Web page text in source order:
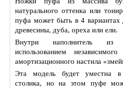
натурального оттенка или
пуфа может быть в 4 вариантах
древесины, дуба, ореха или ели.
Внутри наполнитель из
использованием
амортизационного настила
Эта модель будет уместна в
столика, но на этом пуфе